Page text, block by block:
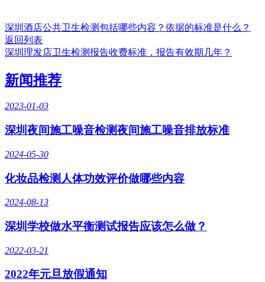
深圳酒店公共卫生检测包括哪些内容？依据的标准是什么？
返回列表
深圳理发店卫生检测报告收费标准，报告有效期几年？
新闻推荐
2023-01-03
深圳夜间施工噪音检测夜间施工噪音排放标准
2024-05-30
化妆品检测人体功效评价做哪些内容
2024-08-13
深圳学校做水平衡测试报告应该怎么做？
2022-03-21
2022年元旦放假通知